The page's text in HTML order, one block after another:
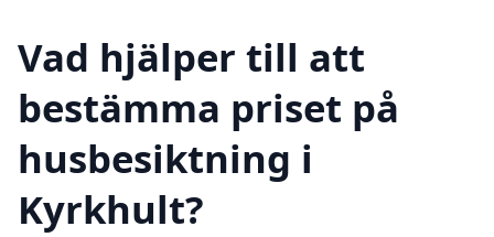
Vad hjälper till att
bestämma priset på
husbesiktning i
Kyrkhult?